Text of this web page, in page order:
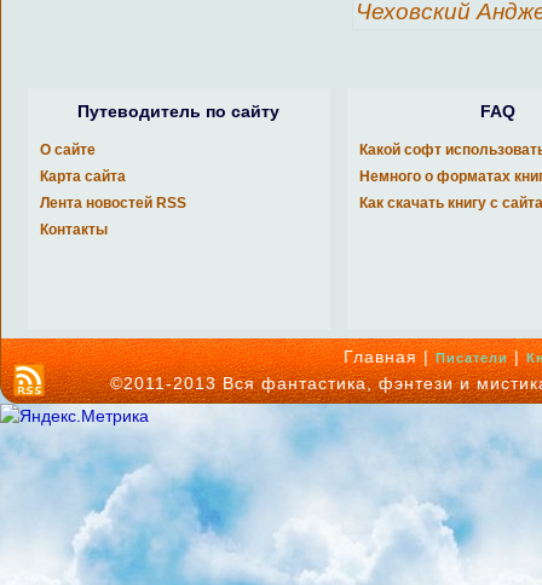
Чеховский
Путеводитель по сайту
О сайте
Карта сайта
Лента новостей RSS
Контакты
FAQ
Какой софт
Немного о форматах
Как скачать книгу с
Главная |Писатели|
©2011-2013 Вся фантастика, фэнтези и